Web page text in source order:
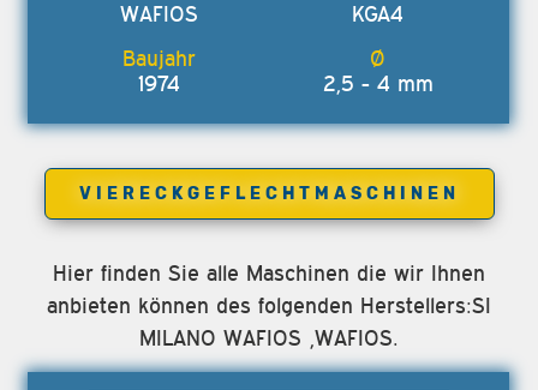
WAFIOS KGA4
1974 2,5 - 4 mm
VIERECKGEFLECHTMASCHINEN
Hier finden Sie alle Maschinen die wir Ihnen
anbieten können des folgenden Herstellers:SI
MILANO WAFIOS ,WAFIOS.